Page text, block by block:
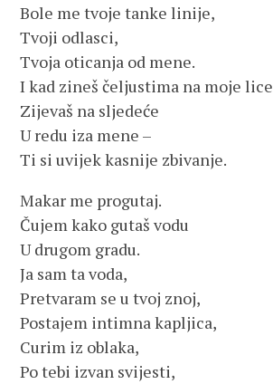
Bole me tvoje tanke linije,
Tvoji odlasci,
Tvoja oticanja od mene.
I kad zineš čeljustima na moje lice
Zijevaš na sljedeće
U redu iza mene –
Ti si uvijek kasnije zbivanje.
Makar me progutaj.
Čujem kako gutaš vodu
U drugom gradu.
Ja sam ta voda,
Pretvaram se u tvoj znoj,
Postajem intimna kapljica,
Curim iz oblaka,
Po tebi izvan svijesti,